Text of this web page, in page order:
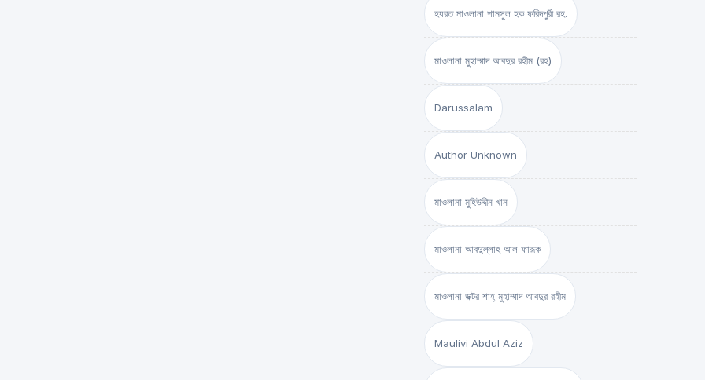
হযরত মাওলানা শামসুল হক ফরিদপুরী রহ.
মাওলানা মুহাম্মাদ আবদুর রহীম (রহ)
Darussalam
Author Unknown
মাওলানা মুহিউদ্দীন খান
মাওলানা আবদুল্লাহ আল ফারূক
মাওলানা ডক্টর শাহ্‌ মুহাম্মাদ আবদুর রহীম
Maulivi Abdul Aziz